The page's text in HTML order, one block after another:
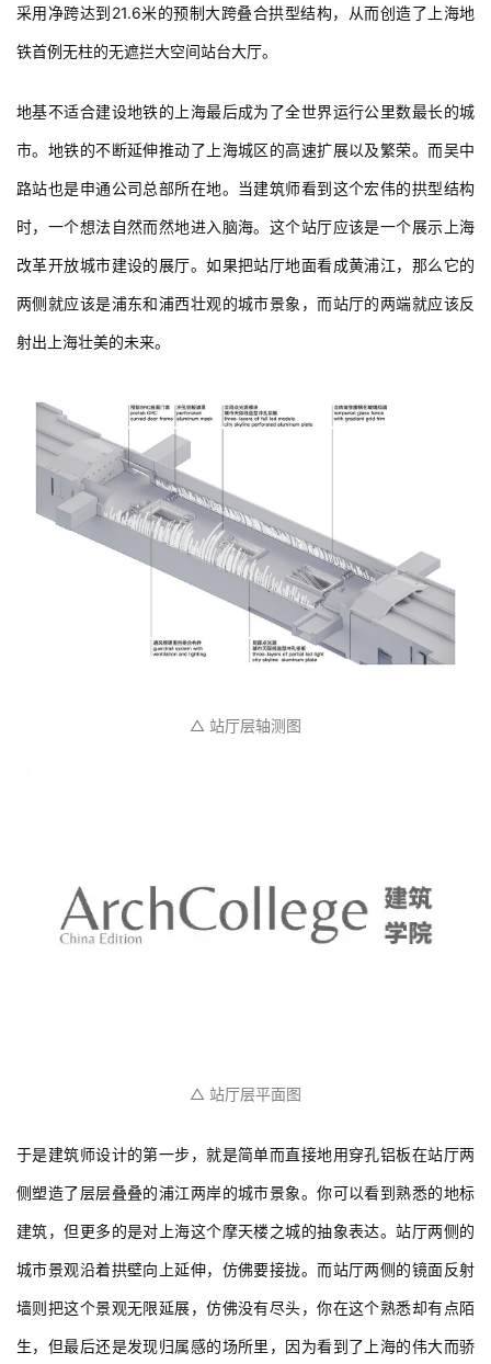
采用净跨达到21.6米的预制大跨叠合拱型结构，从而创造了上海地
铁首例无柱的无遮拦大空间站台大厅。
地基不适合建设地铁的上海最后成为了全世界运行公里数最长的城
市。地铁的不断延伸推动了上海城区的高速扩展以及繁荣。而吴中
路站也是申通公司总部所在地。当建筑师看到这个宏伟的拱型结构
时，一个想法自然而然地进入脑海。这个站厅应该是一个展示上海
改革开放城市建设的展厅。如果把站厅地面看成黄浦江，那么它的
两侧就应该是浦东和浦西壮观的城市景象，而站厅的两端就应该反
射出上海壮美的未来。
△ 站厅层轴测图
△ 站厅层平面图
于是建筑师设计的第一步，就是简单而直接地用穿孔铝板在站厅两
侧塑造了层层叠叠的浦江两岸的城市景象。你可以看到熟悉的地标
建筑，但更多的是对上海这个摩天楼之城的抽象表达。站厅两侧的
城市景观沿着拱壁向上延伸，仿佛要接拢。而站厅两侧的镜面反射
墙则把这个景观无限延展，仿佛没有尽头，你在这个熟悉却有点陌
生，但最后还是发现归属感的场所里，因为看到了上海的伟大而骄